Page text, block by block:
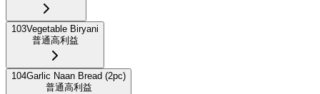
103Vegetable Biryani
普通高利益
104Garlic Naan Bread (2pc)
普通高利益